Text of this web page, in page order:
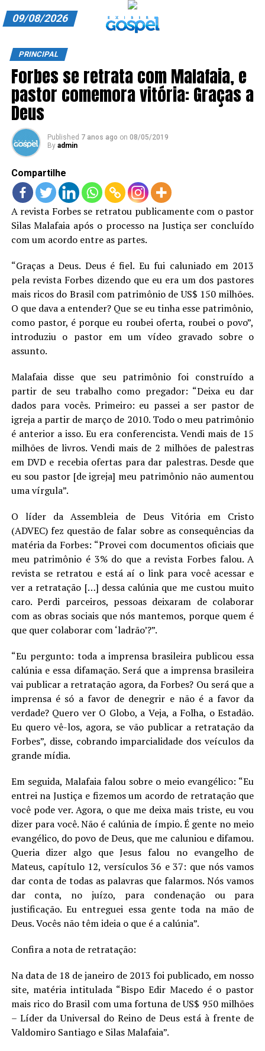
ANUNCIE CONOSCO
ASSINE
CARRINHO
EDITORIAL
ENTREVISTAS
EXPEDIENTE
FINALIZAR COMPRA
LANÇAMENTOS
09/08/2026
PRINCIPAL
Forbes se retrata com Malafaia, e
pastor comemora vitória: Graças a
Deus
Published 7 anos ago on 08/05/2019
By admin
Compartilhe
A revista Forbes se retratou publicamente com o pastor
Silas Malafaia após o processo na Justiça ser concluído
com um acordo entre as partes.
“Graças a Deus. Deus é fiel. Eu fui caluniado em 2013
pela revista Forbes dizendo que eu era um dos pastores
mais ricos do Brasil com patrimônio de US$ 150 milhões.
O que dava a entender? Que se eu tinha esse patrimônio,
como pastor, é porque eu roubei oferta, roubei o povo”,
introduziu o pastor em um vídeo gravado sobre o
assunto.
Malafaia disse que seu patrimônio foi construído a
partir de seu trabalho como pregador: “Deixa eu dar
dados para vocês. Primeiro: eu passei a ser pastor de
igreja a partir de março de 2010. Todo o meu patrimônio
é anterior a isso. Eu era conferencista. Vendi mais de 15
milhões de livros. Vendi mais de 2 milhões de palestras
em DVD e recebia ofertas para dar palestras. Desde que
eu sou pastor [de igreja] meu patrimônio não aumentou
uma vírgula”.
O líder da Assembleia de Deus Vitória em Cristo
(ADVEC) fez questão de falar sobre as consequências da
matéria da Forbes: “Provei com documentos oficiais que
meu patrimônio é 3% do que a revista Forbes falou. A
revista se retratou e está aí o link para você acessar e
ver a retratação […] dessa calúnia que me custou muito
caro. Perdi parceiros, pessoas deixaram de colaborar
com as obras sociais que nós mantemos, porque quem é
que quer colaborar com ‘ladrão’?”.
“Eu pergunto: toda a imprensa brasileira publicou essa
calúnia e essa difamação. Será que a imprensa brasileira
vai publicar a retratação agora, da Forbes? Ou será que a
imprensa é só a favor de denegrir e não é a favor da
verdade? Quero ver O Globo, a Veja, a Folha, o Estadão.
Eu quero vê-los, agora, se vão publicar a retratação da
Forbes”, disse, cobrando imparcialidade dos veículos da
grande mídia.
Em seguida, Malafaia falou sobre o meio evangélico: “Eu
entrei na Justiça e fizemos um acordo de retratação que
você pode ver. Agora, o que me deixa mais triste, eu vou
dizer para você. Não é calúnia de ímpio. É gente no meio
evangélico, do povo de Deus, que me caluniou e difamou.
Queria dizer algo que Jesus falou no evangelho de
Mateus, capítulo 12, versículos 36 e 37: que nós vamos
dar conta de todas as palavras que falarmos. Nós vamos
dar conta, no juízo, para condenação ou para
justificação. Eu entreguei essa gente toda na mão de
Deus. Vocês não têm ideia o que é a calúnia”.
Confira a nota de retratação:
Na data de 18 de janeiro de 2013 foi publicado, em nosso
site, matéria intitulada “Bispo Edir Macedo é o pastor
mais rico do Brasil com uma fortuna de US$ 950 milhões
– Líder da Universal do Reino de Deus está à frente de
Valdomiro Santiago e Silas Malafaia”.